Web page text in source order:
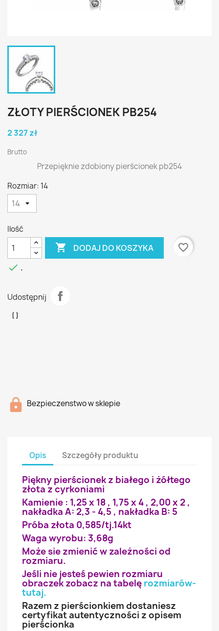
ZŁOTY PIERŚCIONEK PB254
2 327 zł
Brutto
Przepięknie zdobiony pierścionek pb254
Rozmiar: 14
Ilość
 DODAJ DO KOSZYKA
favorite_border
 .
Udostępnij
Bezpieczenstwo w sklepie
Opis Szczegóły produktu
Piękny pierścionek z białego i żółtego
złota z cyrkoniami
Kamienie : 1,25 x 18 , 1,75 x 4 , 2,00 x 2 ,
nakładka A: 2,3 - 4,5 , nakładka B: 5
Próba złota 0,585/tj.14kt
Waga wyrobu: 3,68g
Może sie zmienić w zależności od
rozmiaru.
Jeśli nie jesteś pewien rozmiaru
obraczek zobacz na tabelę rozmiarów-
tutaj.
Razem z pierścionkiem dostaniesz
certyfikat autentyczności z opisem
pierścionka